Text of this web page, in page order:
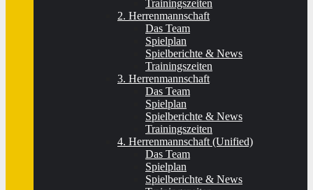
Trainingszeiten
2. Herrenmannschaft
Das Team
Spielplan
Spielberichte & News
Trainingszeiten
3. Herrenmannschaft
Das Team
Spielplan
Spielberichte & News
Trainingszeiten
4. Herrenmannschaft (Unified)
Das Team
Spielplan
Spielberichte & News